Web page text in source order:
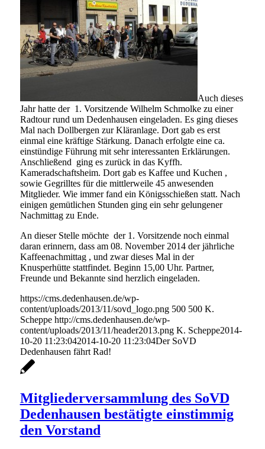
Auch dieses
Jahr hatte der 1. Vorsitzende Wilhelm Schmolke zu einer
Radtour rund um Dedenhausen eingeladen. Es ging dieses
Mal nach Dollbergen zur Kläranlage. Dort gab es erst
einmal eine kräftige Stärkung. Danach erfolgte eine ca.
einstündige Führung mit sehr interessanten Erklärungen.
Anschließend ging es zurück in das Kyffh.
Kameradschaftsheim. Dort gab es Kaffee und Kuchen ,
sowie Gegrilltes für die mittlerweile 45 anwesenden
Mitglieder. Wie immer fand ein Königsschießen statt. Nach
einigen gemütlichen Stunden ging ein sehr gelungener
Nachmittag zu Ende.
An dieser Stelle möchte der 1. Vorsitzende noch einmal
daran erinnern, dass am 08. November 2014 der jährliche
Kaffeenachmittag , und zwar dieses Mal in der
Knusperhütte stattfindet. Beginn 15,00 Uhr. Partner,
Freunde und Bekannte sind herzlich eingeladen.
https://cms.dedenhausen.de/wp-
content/uploads/2013/11/sovd_logo.png 500 500 K.
Scheppe http://cms.dedenhausen.de/wp-
content/uploads/2013/11/header2013.png K. Scheppe2014-
10-20 11:23:042014-10-20 11:23:04Der SoVD
Dedenhausen fährt Rad!
Mitgliederversammlung des SoVD
Dedenhausen bestätigte einstimmig
den Vorstand